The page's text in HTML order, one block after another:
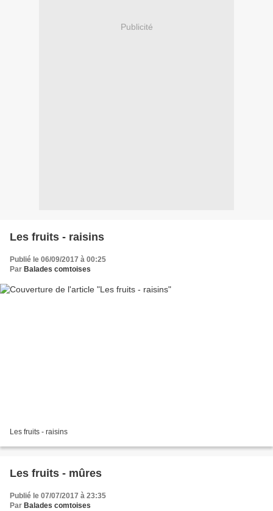
Publicité
Les fruits - raisins
Publié le 06/09/2017 à 00:25
Par Balades comtoises
Les fruits - raisins
Les fruits - mûres
Publié le 07/07/2017 à 23:35
Par Balades comtoises